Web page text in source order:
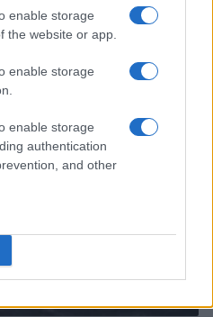
enable storage
the website or app.
enable storage
enable storage
authentication
and other
y diferencias entre la